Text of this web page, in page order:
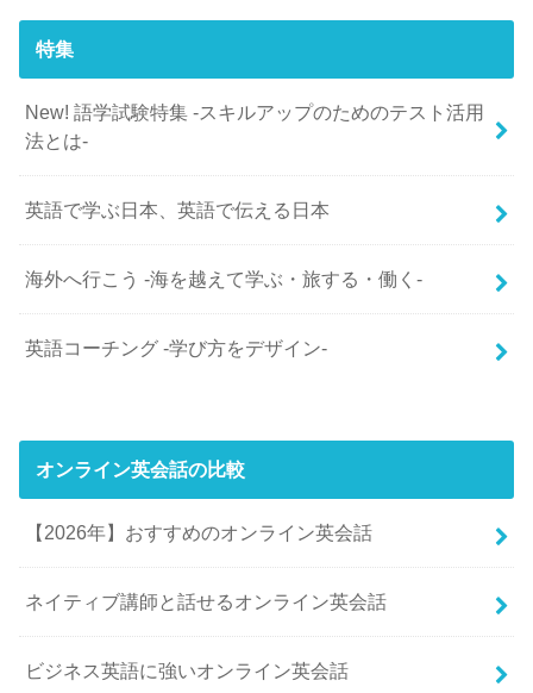
特集
New! 語学試験特集 -スキルアップのためのテスト活用
法とは-
英語で学ぶ日本、英語で伝える日本
海外へ行こう -海を越えて学ぶ・旅する・働く-
英語コーチング -学び方をデザイン-
オンライン英会話の比較
【2026年】おすすめのオンライン英会話
ネイティブ講師と話せるオンライン英会話
ビジネス英語に強いオンライン英会話